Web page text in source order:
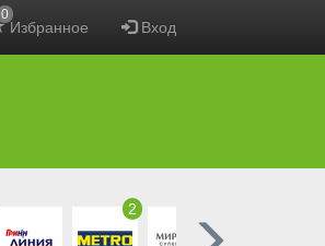
Избранное
0
Вход
2